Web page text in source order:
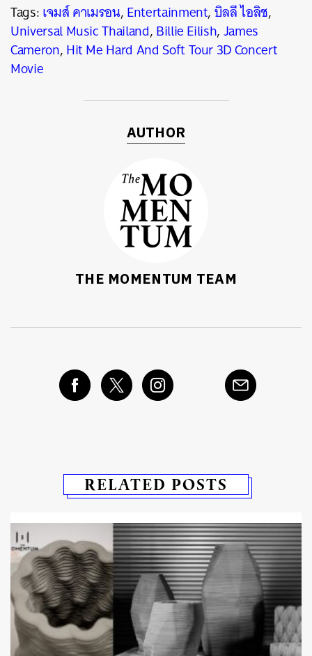
Tags:เจมส์ คาเมรอน,Entertainment,บิลลี ไอลิช,
Universal Music Thailand,Billie Eilish,James
Cameron,Hit Me Hard And Soft Tour 3D Concert
Movie
AUTHOR
THE MOMENTUM TEAM
RELATED POSTS